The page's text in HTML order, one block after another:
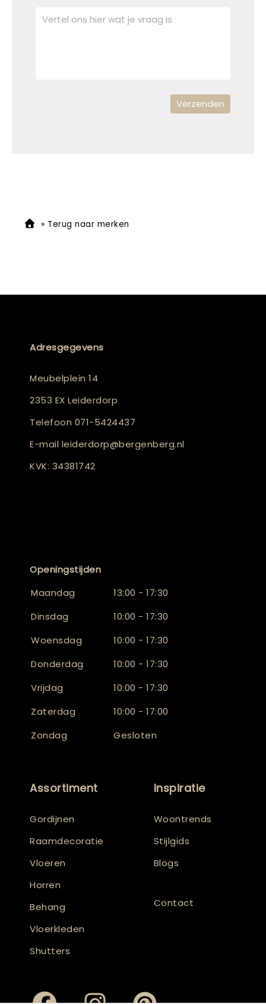
» Terug naar merken
Adresgegevens
Meubelplein 14
2353 EX Leiderdorp
Telefoon 071-5424437
E-mail leiderdorp@bergenberg.nl
KVK: 34381742
Openingstijden
Maandag
13:00 - 17:30
Dinsdag
10:00 - 17:30
Woensdag
10:00 - 17:30
Donderdag
10:00 - 17:30
Vrijdag
10:00 - 17:30
Zaterdag
10:00 - 17:00
Zondag
Gesloten
Assortiment
Gordijnen
Raamdecoratie
Vloeren
Horren
Behang
Vloerkleden
Shutters
Inspiratie
Woontrends
Stijlgids
Blogs
Contact